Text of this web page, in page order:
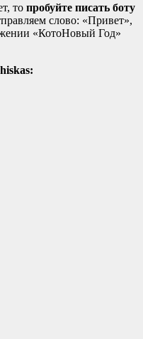
то пробуйте писать боту
слово: «Привет»,
«КотоНовый Год»